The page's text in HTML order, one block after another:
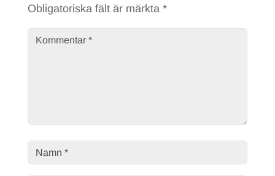
Obligatoriska fält är märkta *